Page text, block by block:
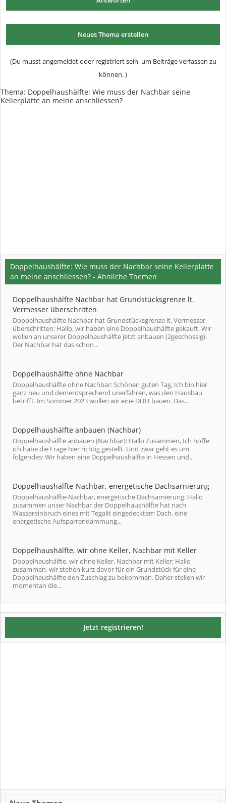
Neues Thema erstellen
(Du musst angemeldet oder registriert sein, um Beiträge verfassen zu
können. )
Thema: Doppelhaushälfte: Wie muss der Nachbar seine
Kellerplatte an meine anschliessen?
Doppelhaushälfte: Wie muss der Nachbar seine Kellerplatte
an meine anschliessen? - Ähnliche Themen
Doppelhaushälfte Nachbar hat Grundstücksgrenze lt.
Vermesser überschritten
Doppelhaushälfte Nachbar hat Grundstücksgrenze lt. Vermesser
überschritten: Hallo, wir haben eine Doppelhaushälfte gekauft. Wir
wollen an unserer Doppelhaushälfte jetzt anbauen (2geschossig).
Der Nachbar hat das schon...
Doppelhaushälfte ohne Nachbar
Doppelhaushälfte ohne Nachbar: Schönen guten Tag, Ich bin hier
ganz neu und dementsprechend unerfahren, was den Hausbau
betrifft. Im Sommer 2023 wollen wir eine DHH bauen. Das...
Doppelhaushälfte anbauen (Nachbar)
Doppelhaushälfte anbauen (Nachbar): Hallo Zusammen, Ich hoffe
ich habe die Frage hier richtig gestellt. Und zwar geht es um
folgendes: Wir haben eine Doppelhaushälfte in Hessen und...
Doppelhaushälfte-Nachbar, energetische Dachsarnierung
Doppelhaushälfte-Nachbar, energetische Dachsarnierung: Hallo
zusammen unser Nachbar der Doppelhaushälfte hat nach
Wassereinbruch eines mit Tegalit eingedecktem Dach, eine
energetische Aufsparrendämmung...
Doppelhaushälfte, wir ohne Keller, Nachbar mit Keller
Doppelhaushälfte, wir ohne Keller, Nachbar mit Keller: Hallo
zusammen, wir stehen kurz davor für ein Grundstück für eine
Doppelhaushälfte den Zuschlag zu bekommen. Daher stellen wir
momentan die...
Jetzt registrieren!